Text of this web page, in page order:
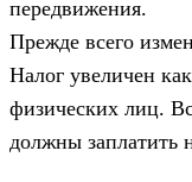
передвижения.
Прежде всего
Налог увеличен
физических лиц.
должны заплатить